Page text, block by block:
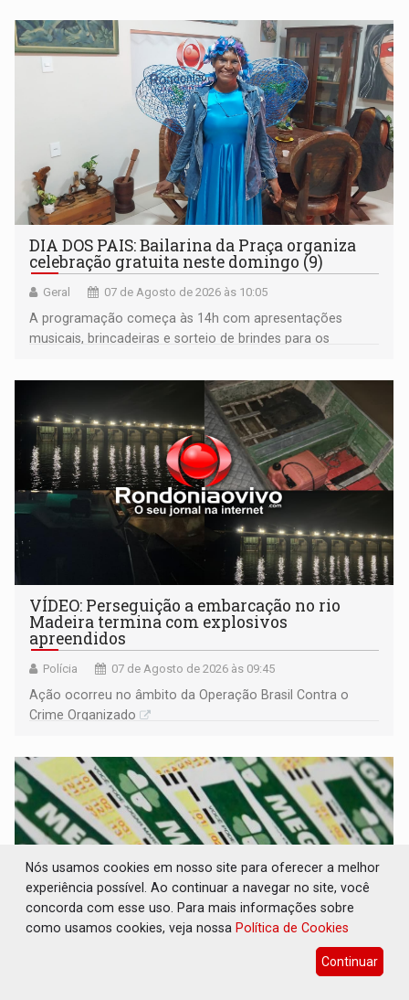
média do trabalhador
DIA DOS PAIS: Bailarina da Praça organiza
celebração gratuita neste domingo (9)
Geral 07 de Agosto de 2026 às 10:05
A programação começa às 14h com apresentações
musicais, brincadeiras e sorteio de brindes para os
bolo e canto de parabéns dedicado aos pais
VÍDEO: Perseguição a embarcação no rio
Madeira termina com explosivos
apreendidos
Polícia 07 de Agosto de 2026 às 09:45
Ação ocorreu no âmbito da Operação Brasil Contra o
Crime Organizado
MEGA SENA: Prêmio acumula para R$ 165
Nós usamos cookies em nosso site para oferecer a melhor
experiência possível. Ao continuar a navegar no site, você
concorda com esse uso. Para mais informações sobre
como usamos cookies, veja nossa Política de Cookies
Continuar